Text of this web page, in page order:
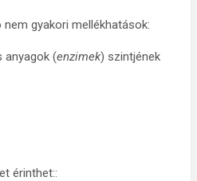
gyakori mellékhatások:
anyagok (enzimek) szintjének
érinthet::